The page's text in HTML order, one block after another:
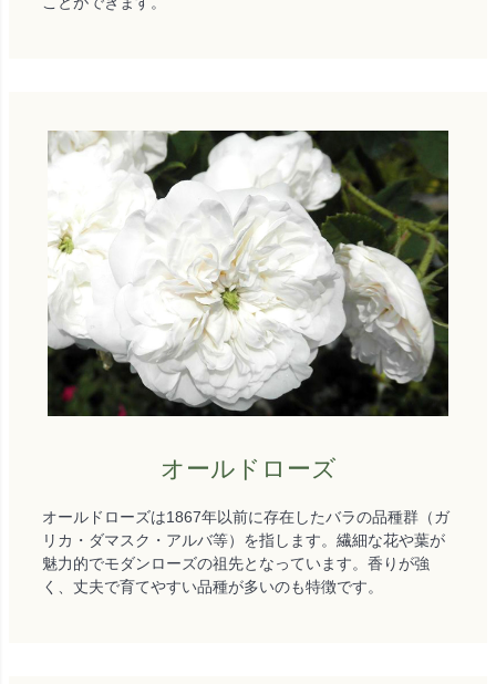
オールドローズ
オールドローズは1867年以前に存在したバラの品種群（ガ
リカ・ダマスク・アルバ等）を指します。繊細な花や葉が
魅力的でモダンローズの祖先となっています。香りが強
く、丈夫で育てやすい品種が多いのも特徴です。